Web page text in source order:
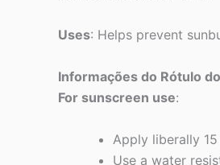
Uses: Helps prevent
Informações do Rótulo
For sunscreen use:
Apply liberally
Use a water